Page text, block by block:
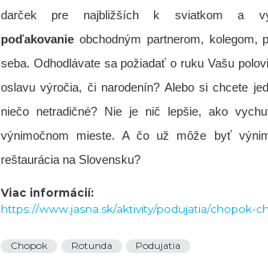
darček pre najbližších k sviatkom a
poďakovanieobchodným partnerom, kolegom,
seba. Odhodlávate sa požiadať o ruku Vašu
oslavu výročia, či narodenín? Alebo si chcete
niečo netradičné? Nie je nič lepšie, ako
výnimočnom mieste. A čo už môže byť
reštaurácia na Slovensku?
Viac informácií:
https://www.jasna.sk/aktivity/podujatia/chopok-
Chopok Rotunda Podujatia